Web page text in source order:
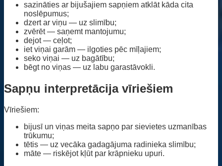
sazināties ar bijušajiem sapņiem atklāt kāda cita
noslēpumus;
dzert ar viņu — uz slimību;
zvērēt — saņemt mantojumu;
dejot — ceļot;
iet viņai garām — ilgoties pēc mīļajiem;
seko viņai — uz bagātību;
bēgt no viņas — uz labu garastāvokli.
Sapņu interpretācija vīriešiem
Vīriešiem:
bijusī un viņas meita sapņo par sievietes uzmanības
trūkumu;
tētis — uz vecāka gadagājuma radinieka slimību;
māte — riskējot kļūt par krāpnieku upuri.